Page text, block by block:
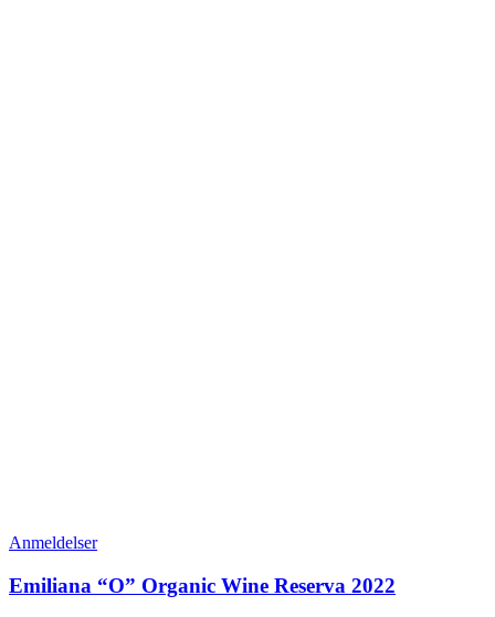
Anmeldelser
Emiliana “O” Organic Wine Reserva 2022